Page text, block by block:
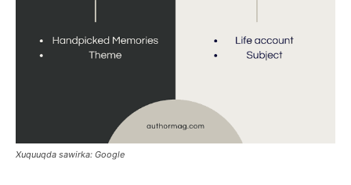
Xuquuqda sawirka: Google